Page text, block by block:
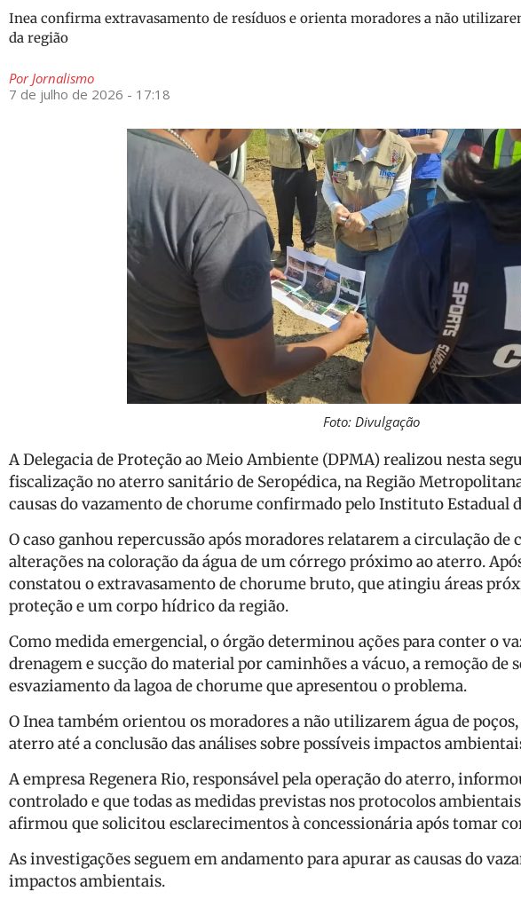
Inea confirma extravasamento de resíduos e orienta moradores a não
da região
PorJornalismo
7 de julho de 2026 - 17:18
Foto: Divulgação
A Delegacia de Proteção ao Meio Ambiente (DPMA) realizou nesta
fiscalização no aterro sanitário de Seropédica, na Região
causas do vazamento de chorume confirmado pelo Instituto Estadual
O caso ganhou repercussão após moradores relatarem a circulação
alterações na coloração da água de um córrego próximo ao aterro.
constatou o extravasamento de chorume bruto, que atingiu áreas
proteção e um corpo hídrico da região.
Como medida emergencial, o órgão determinou ações para conter o
drenagem e sucção do material por caminhões a vácuo, a remoção de
esvaziamento da lagoa de chorume que apresentou o problema.
O Inea também orientou os moradores a não utilizarem água de
aterro até a conclusão das análises sobre possíveis impactos
A empresa Regenera Rio, responsável pela operação do aterro,
controlado e que todas as medidas previstas nos protocolos
afirmou que solicitou esclarecimentos à concessionária após tomar
As investigações seguem em andamento para apurar as causas do
impactos ambientais.